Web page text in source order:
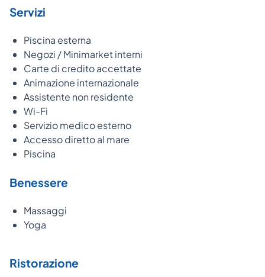
Servizi
Piscina esterna
Negozi / Minimarket interni
Carte di credito accettate
Animazione internazionale
Assistente non residente
Wi-Fi
Servizio medico esterno
Accesso diretto al mare
Piscina
Benessere
Massaggi
Yoga
Ristorazione